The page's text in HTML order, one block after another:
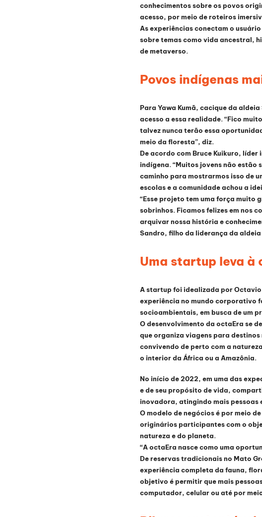
conhecimentos sobre os povos
acesso, por meio de roteiros
As experiências conectam o
sobre temas como vida ancestral,
de metaverso.
Povos indígenas
Para Yawa Kumã, cacique da
acesso a essa realidade. “Fico
talvez nunca terão essa
meio da floresta”, diz.
De acordo com Bruce Kuikuro,
indígena. “Muitos jovens não
caminho para mostrarmos isso de
escolas e a comunidade achou a
“Esse projeto tem uma força muito
sobrinhos. Ficamos felizes em nos
arquivar nossa história e
Sandro, filho da liderança da
Uma startup leva à
A startup foi idealizada por Octavio
experiência no mundo corporativo
socioambientais, em busca de um
O desenvolvimento da octaEra se
que organiza viagens para
convivendo de perto com a
o interior da África ou a Amazônia.
No início de 2022, em uma das
e de seu propósito de vida,
inovadora, atingindo mais pessoas
O modelo de negócios é por meio
originários participantes com o
natureza e do planeta.
“A octaEra nasce como uma
De reservas tradicionais no Mato
experiência completa da fauna,
objetivo é permitir que mais
computador, celular ou até por